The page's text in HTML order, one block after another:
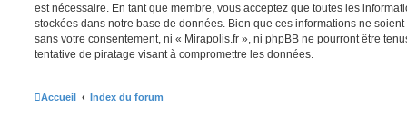
est nécessaire. En tant que membre, vous acceptez que toutes les
stockées dans notre base de données. Bien que ces informations ne
sans votre consentement, ni « Mirapolis.fr », ni phpBB ne pourront être
tentative de piratage visant à compromettre les données.
Accueil Index du forum